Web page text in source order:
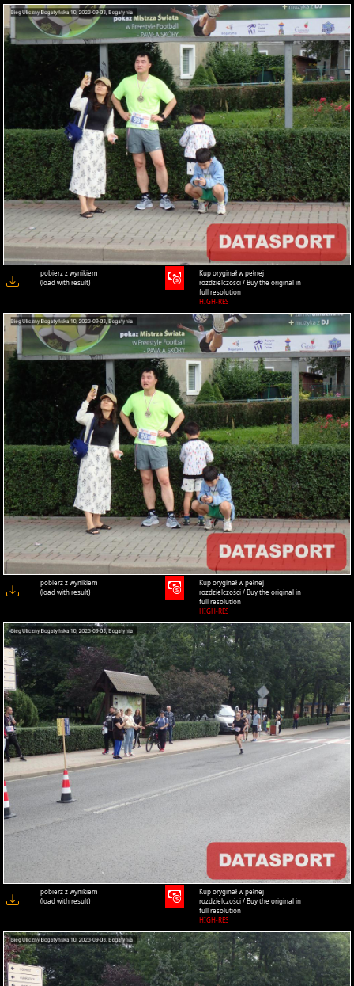
pobierz z wynikiem
(load with result)
Kup oryginał w pełnej
rozdzielczości / Buy the original in
full resolution
HIGH-RES
pobierz z wynikiem
(load with result)
Kup oryginał w pełnej
rozdzielczości / Buy the original in
full resolution
HIGH-RES
pobierz z wynikiem
(load with result)
Kup oryginał w pełnej
rozdzielczości / Buy the original in
full resolution
HIGH-RES